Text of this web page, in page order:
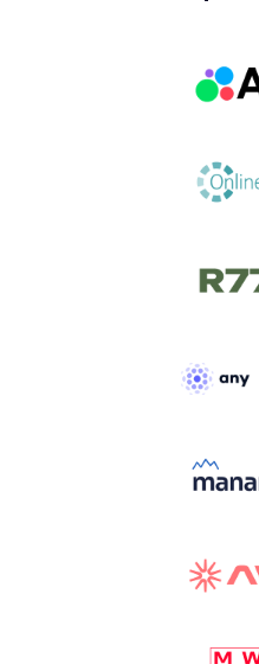
к построению бизнеса и созданию
ТРЕК «AI-
И БИТВА